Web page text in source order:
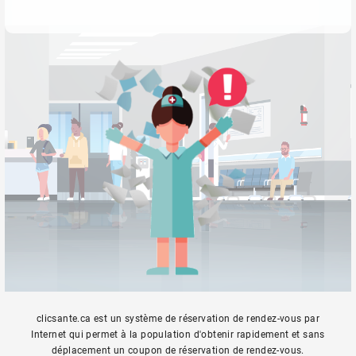
clicsante.ca est un système de réservation de rendez-vous par
Internet qui permet à la population d'obtenir rapidement et sans
déplacement un coupon de réservation de rendez-vous.